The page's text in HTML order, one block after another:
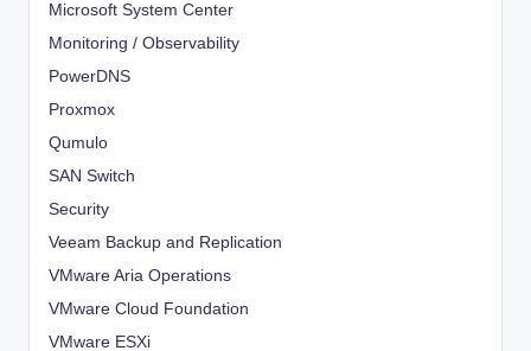
Microsoft System Center
Monitoring / Observability
PowerDNS
Proxmox
Qumulo
SAN Switch
Security
Veeam Backup and Replication
VMware Aria Operations
VMware Cloud Foundation
VMware ESXi